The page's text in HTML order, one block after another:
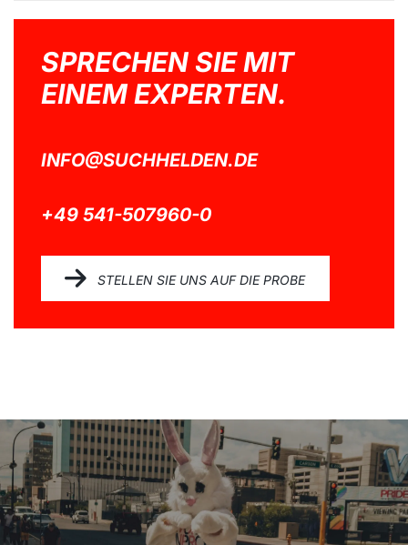
SPRECHEN SIE MIT
EINEM EXPERTEN.
INFO@SUCHHELDEN.DE
+49 541-507960-0
STELLEN SIE UNS AUF DIE PROBE